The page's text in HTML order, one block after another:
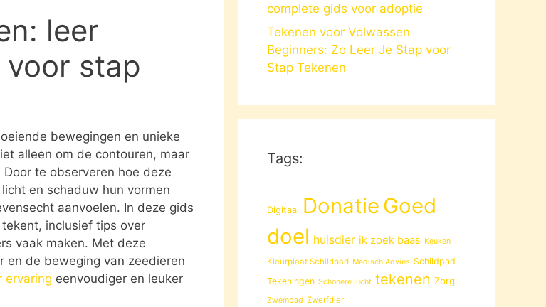
leer
stap
bewegingen en unieke
alleen om de contouren, maar
te observeren hoe deze
en schaduw hun vormen
aanvoelen. In deze gids
inclusief tips over
vaak maken. Met deze
en de beweging van zeedieren
ervaring eenvoudiger en leuker
complete gids voor adoptie
Tekenen voor Volwassen
Beginners: Zo Leer Je Stap voor
Stap Tekenen
Tags:
Digitaal Donatie Goed
doel huisdier ik zoek baas Keuken
Kleurplaat Schildpad Medisch Advies Schildpad
Tekeningen Schonere lucht tekenen Zorg
Zwembad Zwerfdier